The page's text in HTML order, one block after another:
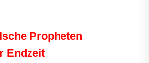
Propheten
Endzeit